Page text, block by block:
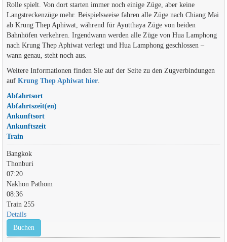
Rolle spielt. Von dort starten immer noch einige Züge, aber keine
Langstreckenzüge mehr. Beispielsweise fahren alle Züge nach Chiang Mai
ab Krung Thep Aphiwat, während für Ayutthaya Züge von beiden
Bahnhöfen verkehren. Irgendwann werden alle Züge von Hua Lamphong
nach Krung Thep Aphiwat verlegt und Hua Lamphong geschlossen –
wann genau, steht noch aus.
Weitere Informationen finden Sie auf der Seite zu den Zugverbindungen
auf Krung Thep Aphiwat hier.
Abfahrtsort
Abfahrtszeit(en)
Ankunftsort
Ankunftszeit
Train
Bangkok
Thonburi
07:20
Nakhon Pathom
08:36
Train 255
Details
Buchen